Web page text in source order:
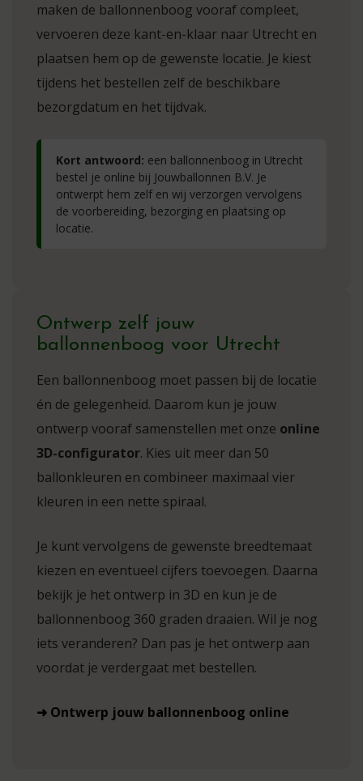
maken de ballonnenboog vooraf compleet,
vervoeren deze kant-en-klaar naar Utrecht en
plaatsen hem op de gewenste locatie. Je kiest
tijdens het bestellen zelf de beschikbare
bezorgdatum en het tijdvak.
Kort antwoord: een ballonnenboog in Utrecht
bestel je online bij Jouwballonnen B.V. Je
ontwerpt hem zelf en wij verzorgen vervolgens
de voorbereiding, bezorging en plaatsing op
locatie.
Ontwerp zelf jouw
ballonnenboog voor Utrecht
Een ballonnenboog moet passen bij de locatie
én de gelegenheid. Daarom kun je jouw
ontwerp vooraf samenstellen met onze online
3D-configurator. Kies uit meer dan 50
ballonkleuren en combineer maximaal vier
kleuren in een nette spiraal.
Je kunt vervolgens de gewenste breedtemaat
kiezen en eventueel cijfers toevoegen. Daarna
bekijk je het ontwerp in 3D en kun je de
ballonnenboog 360 graden draaien. Wil je nog
iets veranderen? Dan pas je het ontwerp aan
voordat je verdergaat met bestellen.
➜ Ontwerp jouw ballonnenboog online